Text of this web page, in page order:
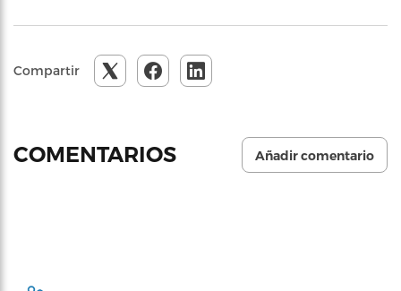
Compartir
COMENTARIOS Añadir comentario